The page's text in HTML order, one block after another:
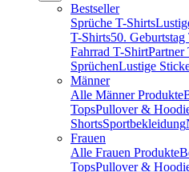
Bestseller
Sprüche T-Shirts
T-Shirts50. Geburtstag
Fahrrad T-ShirtPartner
SprüchenLustige
Männer
Alle Männer Produkte
TopsPullover &
ShortsSportbekleidung
Frauen
Alle Frauen Produkte
TopsPullover &